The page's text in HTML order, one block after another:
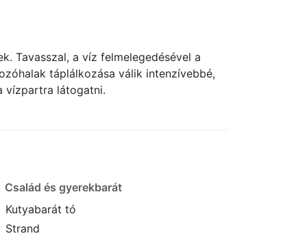
Tavasszal, a víz felmelegedésével a
táplálkozása válik intenzívebbé,
vízpartra látogatni.
Család és gyerekbarát
Kutyabarát tó
Strand